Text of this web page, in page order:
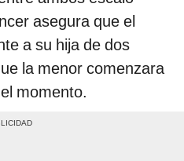
asegura que el
a su hija de dos
la menor comenzara
momento.